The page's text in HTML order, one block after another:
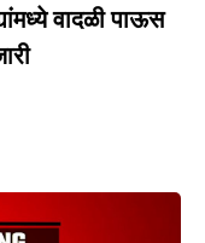
वादळी पाऊस